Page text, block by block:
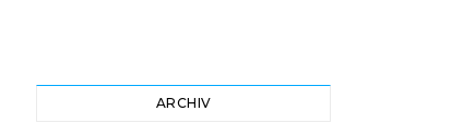
ARCHIV